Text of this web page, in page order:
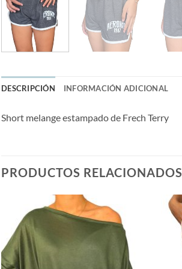
DESCRIPCIÓN INFORMACIÓN ADICIONAL
Short melange estampado de Frech Terry
PRODUCTOS RELACIONADOS